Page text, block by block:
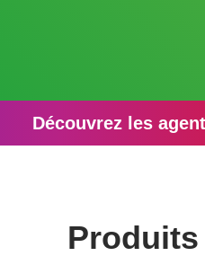
Découvrez les
Produits